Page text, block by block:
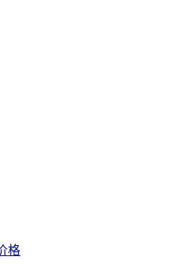
格